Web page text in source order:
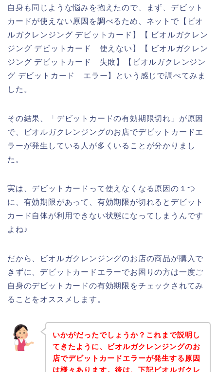
自身も同じような悩みを抱えたので、まず、デビット
カードが使えない原因を調べるため、ネットで【ビオ
ルガクレンジング デビットカード】【 ビオルガクレン
ジング デビットカード 使えない】【 ビオルガクレン
ジング デビットカード 失敗】【ビオルガクレンジン
グ デビットカード エラー】という感じで調べてみま
した。
その結果、「デビットカードの有効期限切れ」が原因
で、ビオルガクレンジングのお店でデビットカードエ
ラーが発生している人が多くいることが分かりまし
た。
実は、デビットカードって使えなくなる原因の１つ
に、有効期限があって、有効期限が切れるとデビット
カード自体が利用できない状態になってしまうんです
よね♪
だから、ビオルガクレンジングのお店の商品が購入で
きずに、デビットカードエラーでお困りの方は一度ご
自身のデビットカードの有効期限をチェックされてみ
ることをオススメします。
いかがだったでしょうか？これまで説明し
てきたように、ビオルガクレンジングのお
店でデビットカードエラーが発生する原因
は様々あります。後は、下記ビオルガクレ